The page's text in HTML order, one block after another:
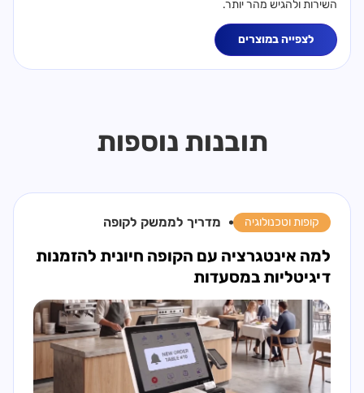
השירות ולהגיש מהר יותר.
לצפייה במוצרים
תובנות נוספות
קופות וטכנולוגיה מדריך לממשק לקופה
למה אינטגרציה עם הקופה חיונית להזמנות
דיגיטליות במסעדות